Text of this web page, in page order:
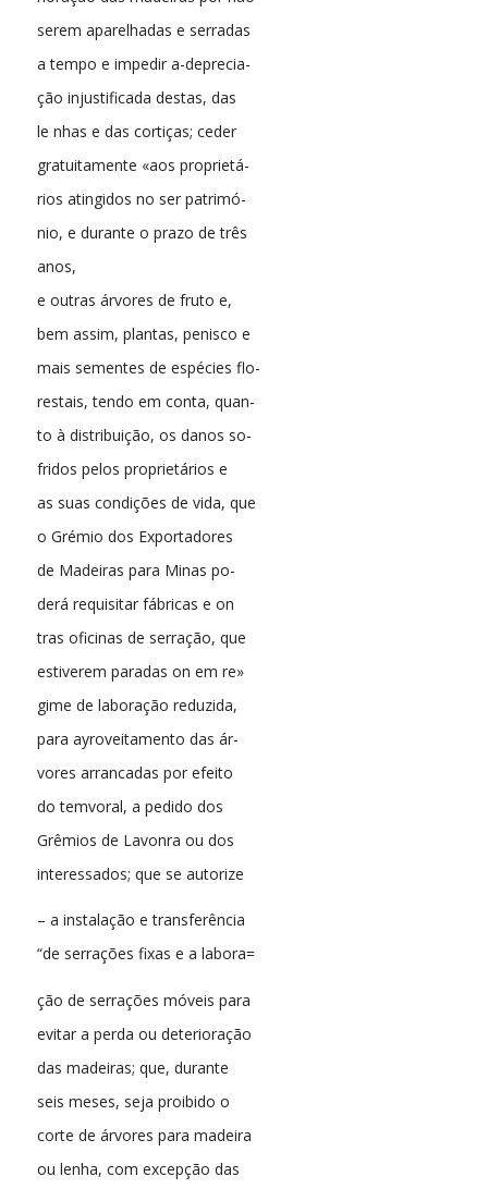
serem aparelhadas e serradas
a tempo e impedir a-deprecia-
ção injustificada destas, das
le nhas e das cortiças; ceder
gratuitamente «aos proprietá-
rios atingidos no ser patrimó-
nio, e durante o prazo de três
anos,
e outras árvores de fruto e,
bem assim, plantas, penisco e
mais sementes de espécies flo-
restais, tendo em conta, quan-
to à distribuição, os danos so-
fridos pelos proprietários e
as suas condições de vida, que
o Grémio dos Exportadores
de Madeiras para Minas po-
derá requisitar fábricas e on
tras oficinas de serração, que
estiverem paradas on em re»
gime de laboração reduzida,
para ayroveitamento das ár-
vores arrancadas por efeito
do temvoral, a pedido dos
Grêmios de Lavonra ou dos
interessados; que se autorize
– a instalação e transferência
“de serrações fixas e a labora=
ção de serrações móveis para
evitar a perda ou deterioração
das madeiras; que, durante
seis meses, seja proibido o
corte de árvores para madeira
ou lenha, com excepção das